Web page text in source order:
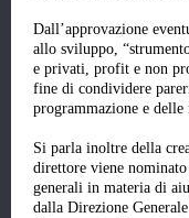
Dall’approvazione
allo sviluppo,
e privati, profit e non
fine di condividere
programmazione e
Si parla inoltre della
direttore viene
generali in materia di
dalla Direzione